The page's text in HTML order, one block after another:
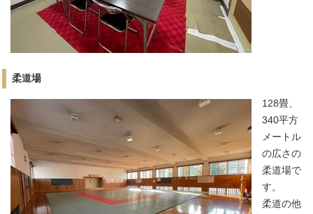
柔道場
128畳、
340平方
メートル
の広さの
柔道場で
す。
柔道の他